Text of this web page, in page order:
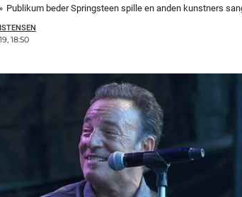
» Publikum beder Springsteen spille en anden kunstners
18:50